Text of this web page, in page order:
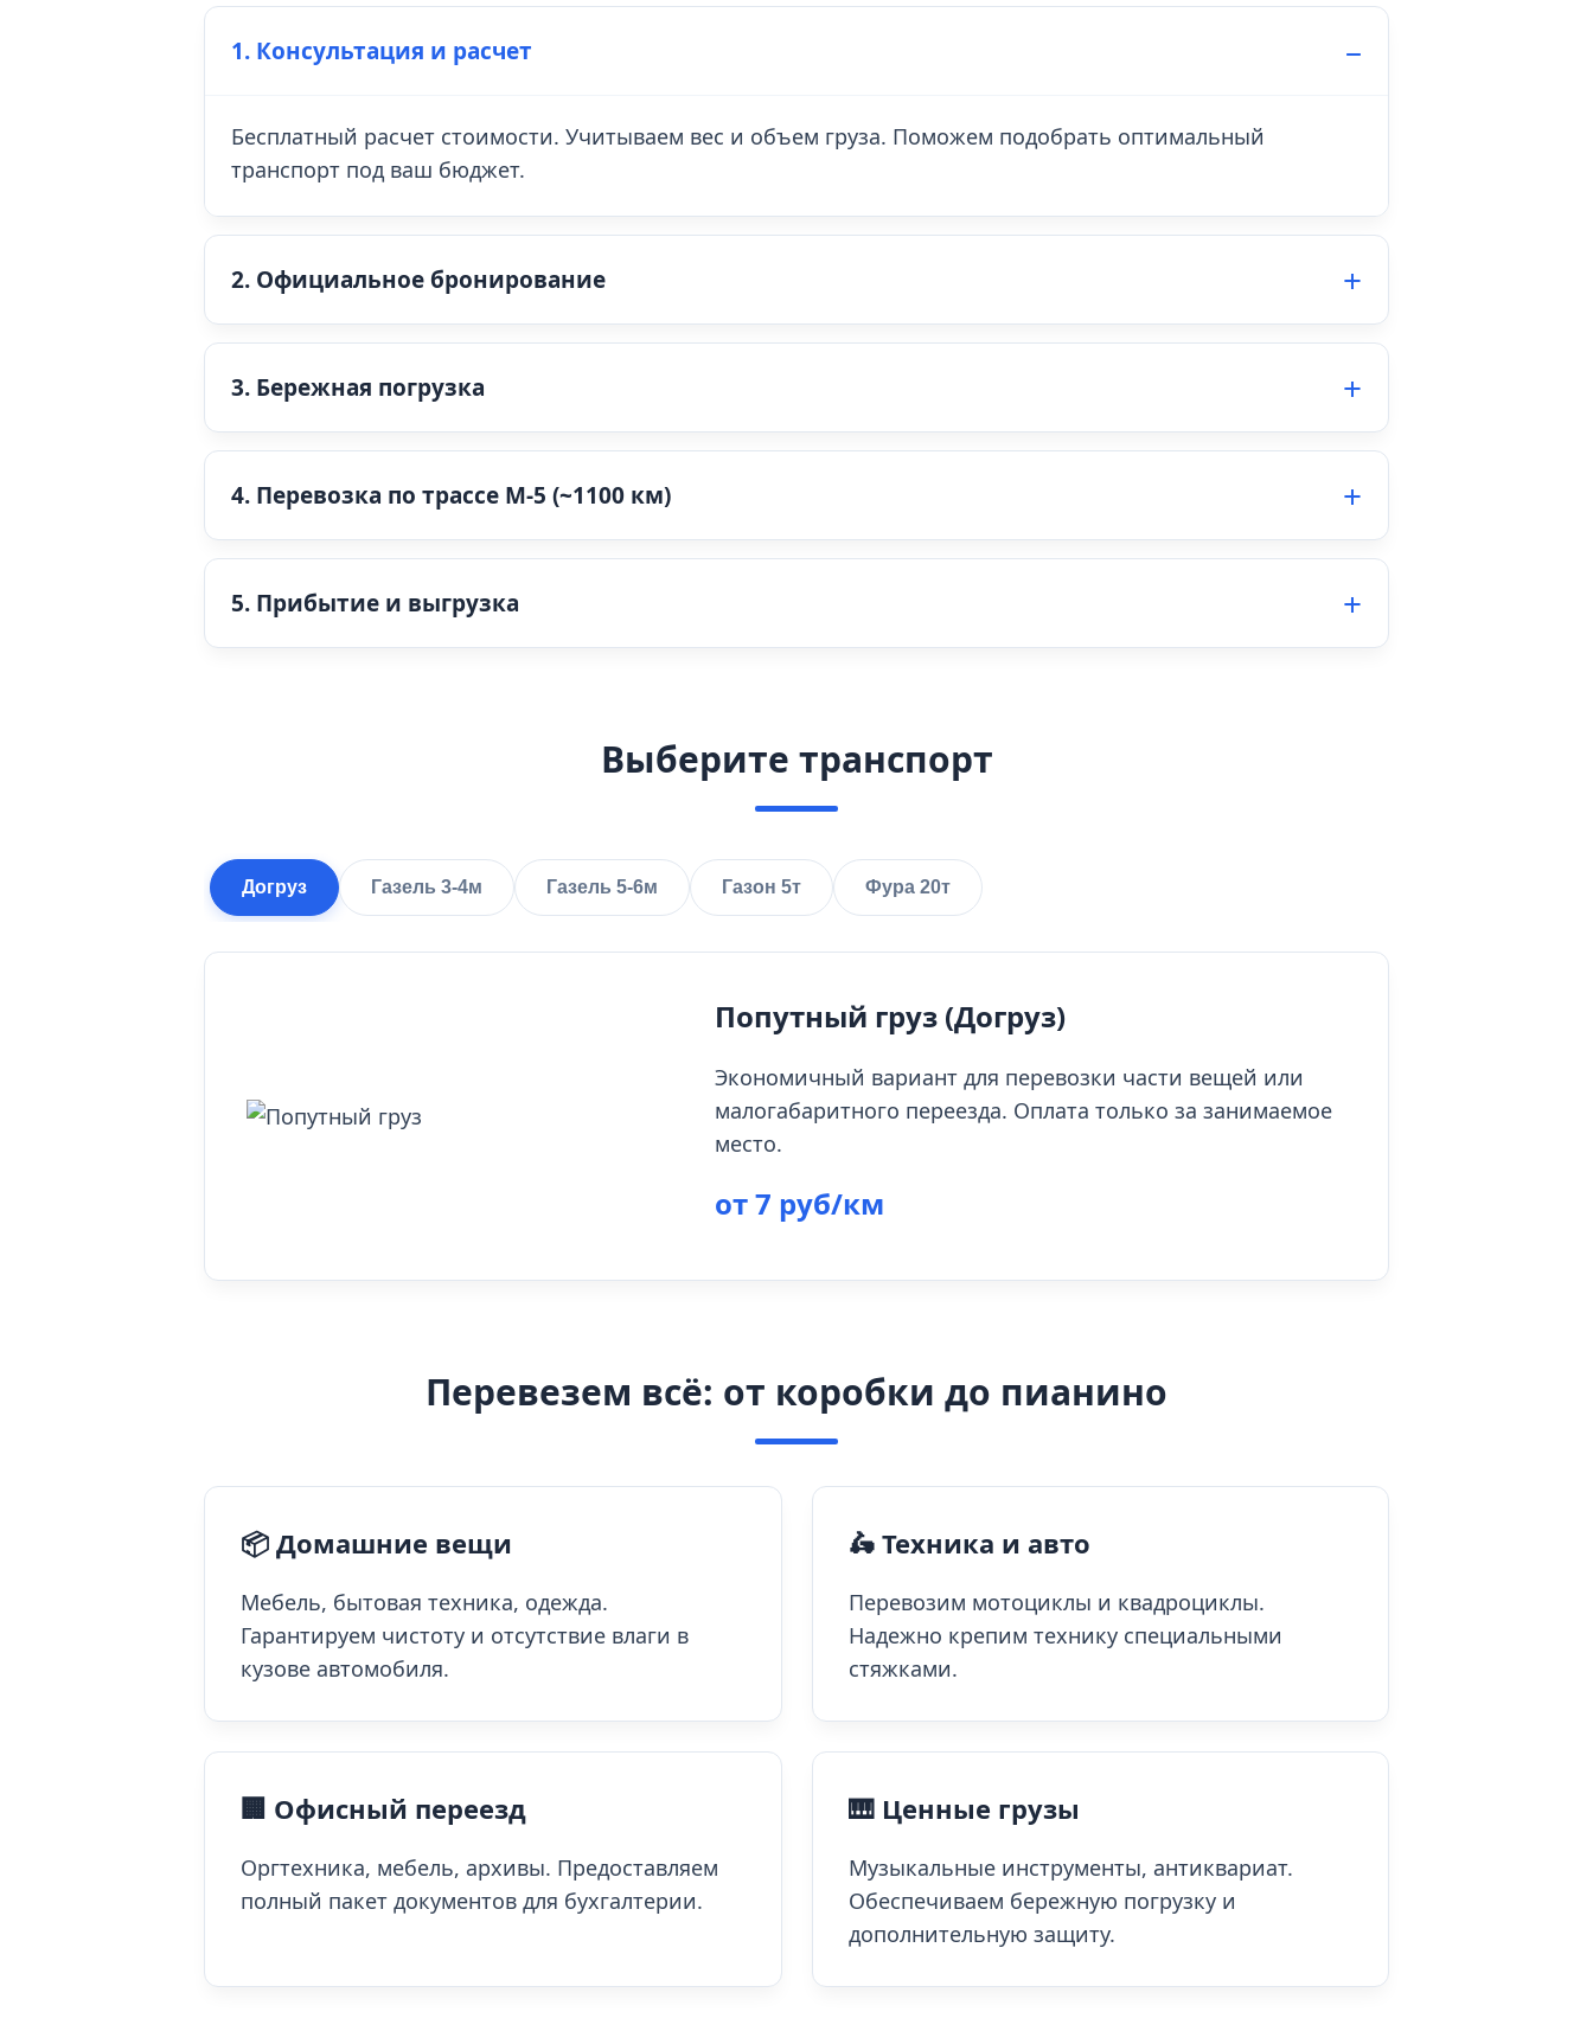
1. Консультация и расчет
Бесплатный расчет стоимости. Учитываем вес и объем груза. Поможем подобрать оптимальный
транспорт под ваш бюджет.
2. Официальное бронирование
3. Бережная погрузка
4. Перевозка по трассе М-5 (~1100 км)
5. Прибытие и выгрузка
Выберите транспорт
Догруз Газель 3-4м Газель 5-6м Газон 5т Фура 20т
Попутный груз (Догруз)
Экономичный вариант для перевозки части вещей или
малогабаритного переезда. Оплата только за занимаемое
место.
от 7 руб/км
Перевезем всё: от коробки до пианино
📦 Домашние вещи
Мебель, бытовая техника, одежда.
Гарантируем чистоту и отсутствие влаги в
кузове автомобиля.
🛵 Техника и авто
Перевозим мотоциклы и квадроциклы.
Надежно крепим технику специальными
стяжками.
🏢 Офисный переезд
Оргтехника, мебель, архивы. Предоставляем
полный пакет документов для бухгалтерии.
🎹 Ценные грузы
Музыкальные инструменты, антиквариат.
Обеспечиваем бережную погрузку и
дополнительную защиту.